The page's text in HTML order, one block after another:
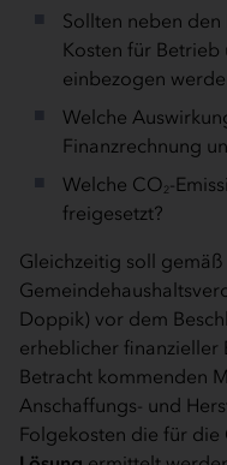
Sollten neben
Kosten für
einbezogen
Welche
Finanzrechnung
Welche CO2-
freigesetzt?
Gleichzeitig soll
Doppik) vor dem
erheblicher finanzieller
Betracht kommenden
Anschaffungs- und
Folgekosten die für die